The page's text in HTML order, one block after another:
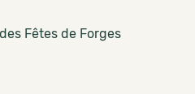
Fêtes de Forges